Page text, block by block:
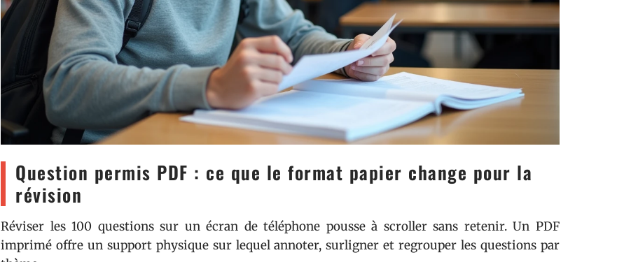
Question permis PDF : ce que le format papier change pour la
révision
Réviser les 100 questions sur un écran de téléphone pousse à scroller sans retenir. Un PDF
imprimé offre un support physique sur lequel annoter, surligner et regrouper les questions par